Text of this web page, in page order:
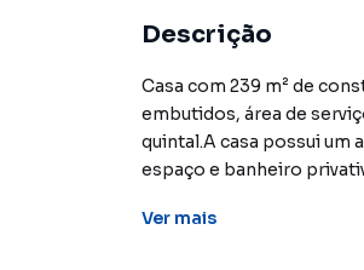
Descrição
Casa com 239 m² de
embutidos, área de
quintal.A casa possui um
espaço e banheiro
em seus valores, bem
Ver mais